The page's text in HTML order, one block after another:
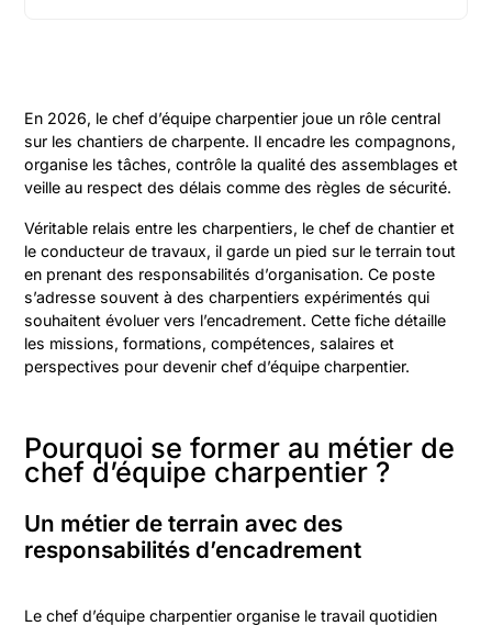
En 2026, le chef d’équipe charpentier joue un rôle central
sur les chantiers de charpente. Il encadre les compagnons,
organise les tâches, contrôle la qualité des assemblages et
veille au respect des délais comme des règles de sécurité.
Véritable relais entre les charpentiers, le chef de chantier et
le conducteur de travaux, il garde un pied sur le terrain tout
en prenant des responsabilités d’organisation. Ce poste
s’adresse souvent à des charpentiers expérimentés qui
souhaitent évoluer vers l’encadrement. Cette fiche détaille
les missions, formations, compétences, salaires et
perspectives pour devenir chef d’équipe charpentier.
Pourquoi se former au métier de
chef d’équipe charpentier ?
Un métier de terrain avec des
responsabilités d’encadrement
Le chef d’équipe charpentier organise le travail quotidien